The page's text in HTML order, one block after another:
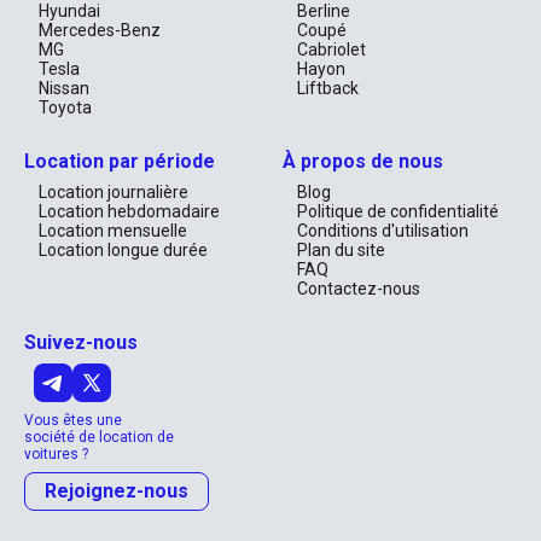
seulement un moyen de transport ; il est votre compagnon fiable
et sophistiqué qui transforme chaque voyage en une expérience
inoubliable.
Louer le MG ZS 2022, c'est choisir la tranquillité d'esprit et le
confort, accompagné d'une touche de luxe discrète. N'attendez
plus pour découvrir le charme et la beauté des Émirats avec ce
urbaines et vos explorations hors des sentiers battus.
Hyundai
Mercedes-Benz
MG
Tesla
Nissan
Toyota
Berline
Coupé
Cabriolet
Hayon
Liftback
Location par période
Location journalière
Location hebdomadaire
Location mensuelle
Location longue durée
À propos de nous
Blog
Politique de confidentialité
Conditions d'utilisation
Plan du site
FAQ
Contactez-nous
Suivez-nous
Vous êtes une
société de location de
voitures ?
Rejoignez-nous